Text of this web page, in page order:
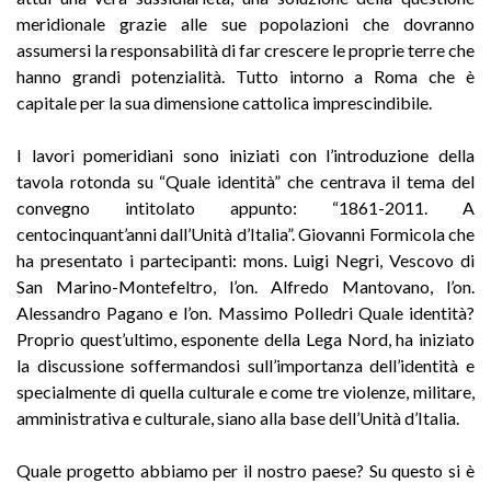
meridionale grazie alle sue popolazioni che dovranno
assumersi la responsabilità di far crescere le proprie terre che
hanno grandi potenzialità. Tutto intorno a Roma che è
capitale per la sua dimensione cattolica imprescindibile.
I lavori pomeridiani sono iniziati con l’introduzione della
tavola rotonda su “Quale identità” che centrava il tema del
convegno intitolato appunto: “1861-2011. A
centocinquant’anni dall’Unità d’Italia”. Giovanni Formicola che
ha presentato i partecipanti: mons. Luigi Negri, Vescovo di
San Marino-Montefeltro, l’on. Alfredo Mantovano, l’on.
Alessandro Pagano e l’on. Massimo Polledri Quale identità?
Proprio quest’ultimo, esponente della Lega Nord, ha iniziato
la discussione soffermandosi sull’importanza dell’identità e
specialmente di quella culturale e come tre violenze, militare,
amministrativa e culturale, siano alla base dell’Unità d’Italia.
Quale progetto abbiamo per il nostro paese? Su questo si è